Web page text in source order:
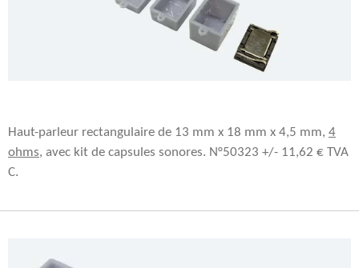
Haut-parleur rectangulaire de 13 mm x 18 mm x 4,5 mm, 4
ohms, avec kit de capsules sonores. N°50323 +/- 11,62 € TVA
C.